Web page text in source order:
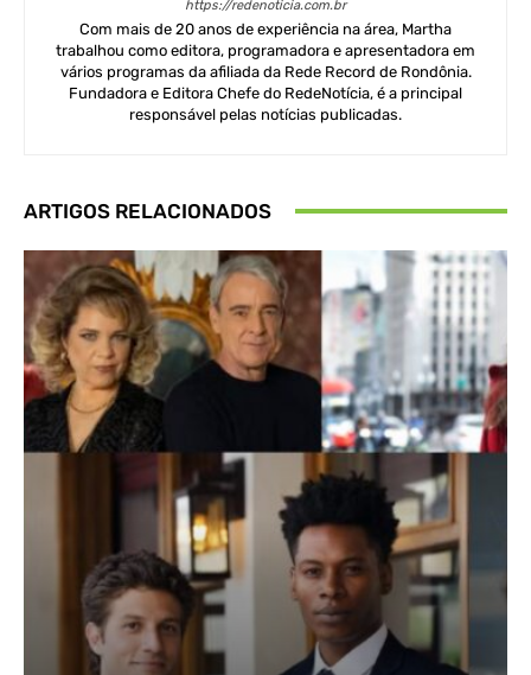
https://redenoticia.com.br
Com mais de 20 anos de experiência na área, Martha
trabalhou como editora, programadora e apresentadora em
vários programas da afiliada da Rede Record de Rondônia.
Fundadora e Editora Chefe do RedeNotícia, é a principal
responsável pelas notícias publicadas.
ARTIGOS RELACIONADOS